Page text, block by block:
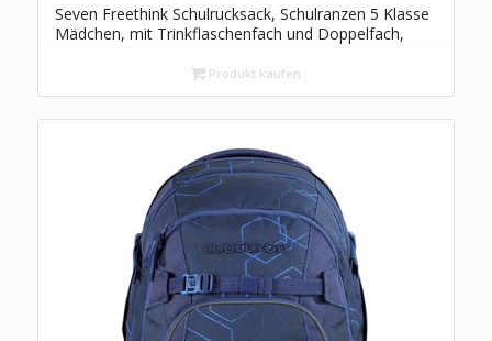
Seven Freethink Schulrucksack, Schulranzen 5 Klasse
Mädchen, mit Trinkflaschenfach und Doppelfach,
Produkt kaufen